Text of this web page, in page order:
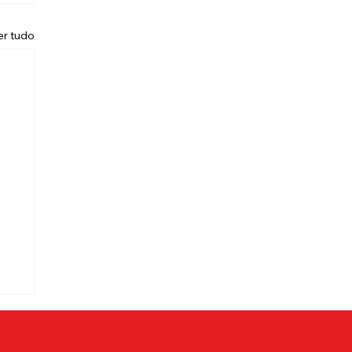
tudo